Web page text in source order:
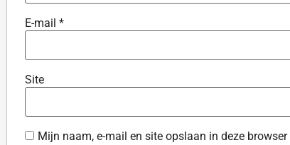
E-mail *
Site
Mijn naam, e-mail en site opslaan in deze